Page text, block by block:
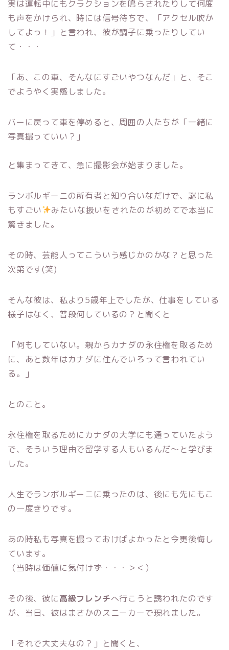
実は運転中にもクラクションを鳴らされたりして何度
も声をかけられ、時には信号待ちで、「アクセル吹か
してよっ！」と言われ、彼が調子に乗ったりしてい
て・・・
「あ、この車、そんなにすごいやつなんだ」と、そこ
でようやく実感しました。
バーに戻って車を停めると、周囲の人たちが「一緒に
写真撮っていい？」
と集まってきて、急に撮影会が始まりました。
ランボルギーニの所有者と知り合いなだけで、謎に私
もすごい
みたいな扱いをされたのが初めてで本当に
驚きました。
その時、芸能人ってこういう感じかのかな？と思った
次第です(笑)
そんな彼は、私より5歳年上でしたが、仕事をしている
様子はなく、普段何しているの？と聞くと
「何もしていない。親からカナダの永住権を取るため
に、あと数年はカナダに住んでいろって言われてい
る。」
とのこと。
永住権を取るためにカナダの大学にも通っていたよう
で、そういう理由で留学する人もいるんだ～と学びま
した。
人生でランボルギーニに乗ったのは、後にも先にもこ
の一度きりです。
あの時私も写真を撮っておけばよかったと今更後悔し
ています。
（当時は価値に気付けず・・・＞＜）
その後、彼に高級フレンチへ行こうと誘われたのです
が、当日、彼はまさかのスニーカーで現れました。
「それで大丈夫なの？」と聞くと、